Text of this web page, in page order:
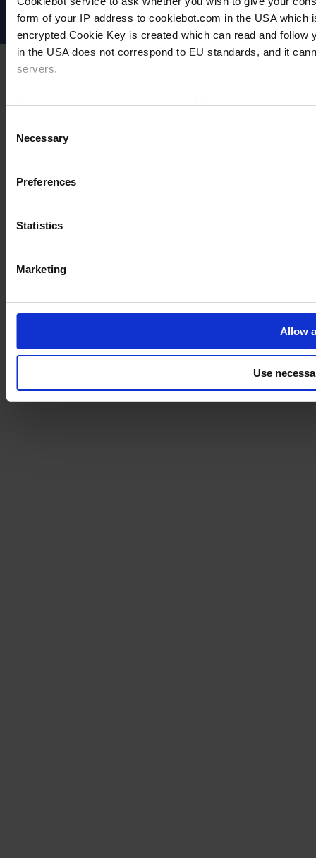
form of your IP address to cookiebot.com in the USA
encrypted Cookie Key is created which can read and
in the USA does not correspond to EU standards, and it
servers.
For more information on cookies and the use of your
Selection
Necessary
Preferences
Statistics
Marketing
Allow
Use
Cookie-Einstellungen